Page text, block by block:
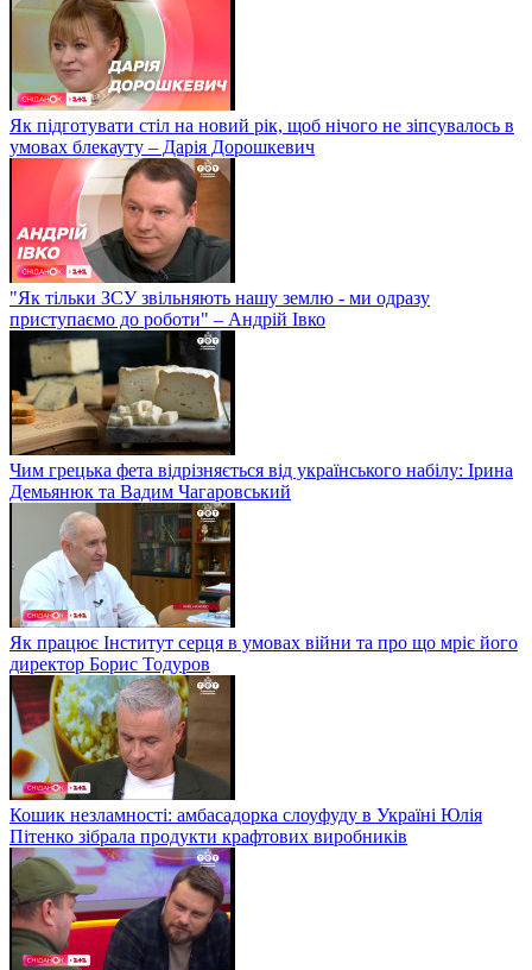
Як підготувати стіл на новий рік, щоб нічого не зіпсувалось в
умовах блекауту – Дарія Дорошкевич
"Як тільки ЗСУ звільняють нашу землю - ми одразу
приступаємо до роботи" – Андрій Івко
Чим грецька фета відрізняється від українського набілу: Ірина
Демьянюк та Вадим Чагаровський
Як працює Інститут серця в умовах війни та про що мріє його
директор Борис Тодуров
Кошик незламності: амбасадорка слоуфуду в Україні Юлія
Пітенко зібрала продукти крафтових виробників